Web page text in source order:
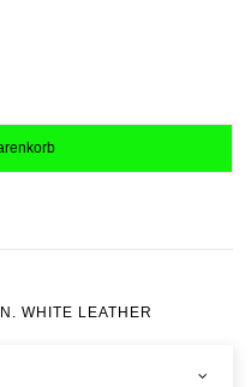
WHITE LEATHER